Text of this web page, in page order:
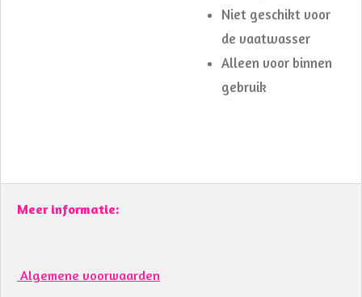
Niet geschikt voor
de vaatwasser
Alleen voor binnen
gebruik
Meer informatie:
Algemene voorwaarden